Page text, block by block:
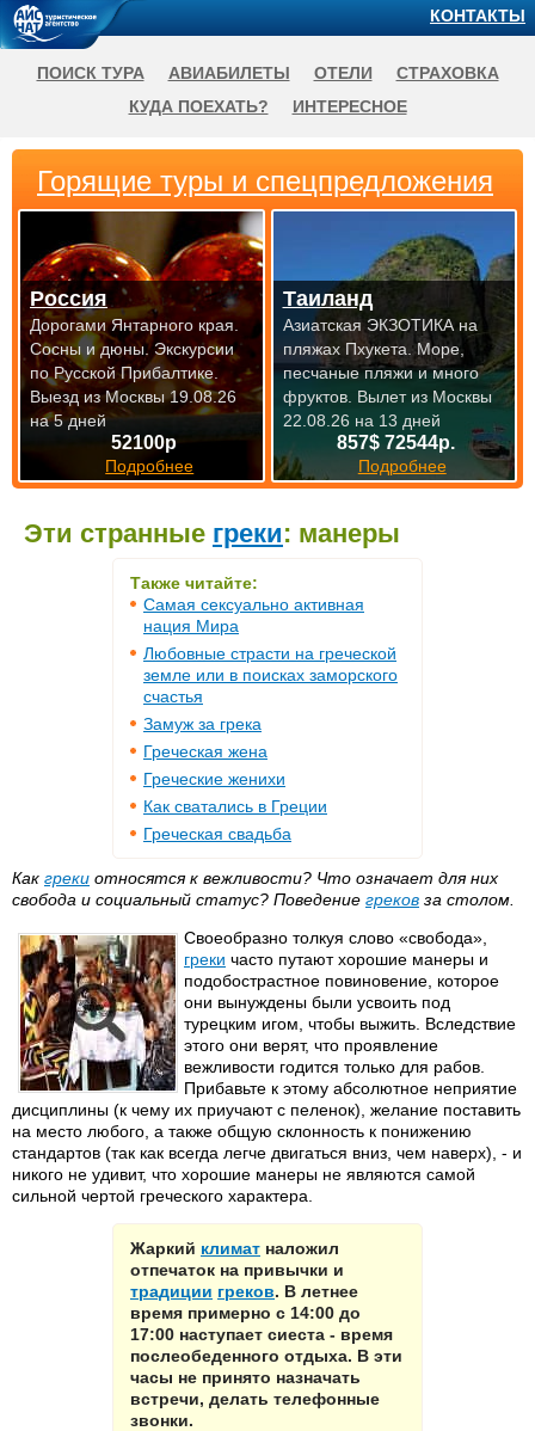
Эти странные греки: манеры
Также читайте:
Самая сексуально активная
нация Мира
Любовные страсти на греческой
земле или в поисках заморского
счастья
Замуж за грека
Греческая жена
Греческие женихи
Как сватались в Греции
Греческая свадьба
Как греки относятся к вежливости? Что означает для них
свобода и социальный статус? Поведение греков за столом.
Своеобразно толкуя слово «свобода»,
греки часто путают хорошие манеры и
подобострастное повиновение, которое
они вынуждены были усвоить под
турецким игом, чтобы выжить. Вследствие
этого они верят, что проявление
вежливости годится только для рабов.
Прибавьте к этому абсолютное неприятие
дисциплины (к чему их приучают с пеленок), желание поставить
на место любого, а также общую склонность к понижению
стандартов (так как всегда легче двигаться вниз, чем наверх), - и
никого не удивит, что хорошие манеры не являются самой
сильной чертой греческого характера.
Жаркий климат наложил
отпечаток на привычки и
традиции греков. В летнее
время примерно с 14:00 до
17:00 наступает сиеста - время
послеобеденного отдыха. В эти
часы не принято назначать
встречи, делать телефонные
звонки.
Горящие туры и спецпредложения
52100р
Подробнее
Россия
Дорогами Янтарного края.
Сосны и дюны. Экскурсии
по Русской Прибалтике.
Выезд из Москвы 19.08.26
на 5 дней
857$ 72544р.
Подробнее
Таиланд
Азиатская ЭКЗОТИКА на
пляжах Пхукета. Море,
песчаные пляжи и много
фруктов. Вылет из Москвы
22.08.26 на 13 дней
КОНТАКТЫ
ПОИСК ТУРА АВИАБИЛЕТЫ ОТЕЛИ
СТРАХОВКА
КУДА ПОЕХАТЬ?
ИНТЕРЕСНОЕ